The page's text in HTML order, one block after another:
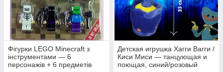
Фігурки LEGO Minecraft з
інструментами — 6
персонажів + 6 предметів
Детская игрушка Хагги Вагги /
Киси Миси — танцующая и
поющая, синий/розовый